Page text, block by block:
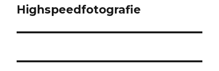
Highspeedfotografie